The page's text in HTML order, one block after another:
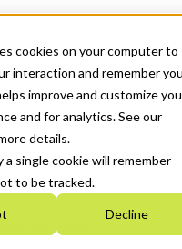
cookies on your computer to
interaction and remember
improve and customize
and for analytics. See our
details.
a single cookie will remember
to be tracked.
Decline
2026-2030